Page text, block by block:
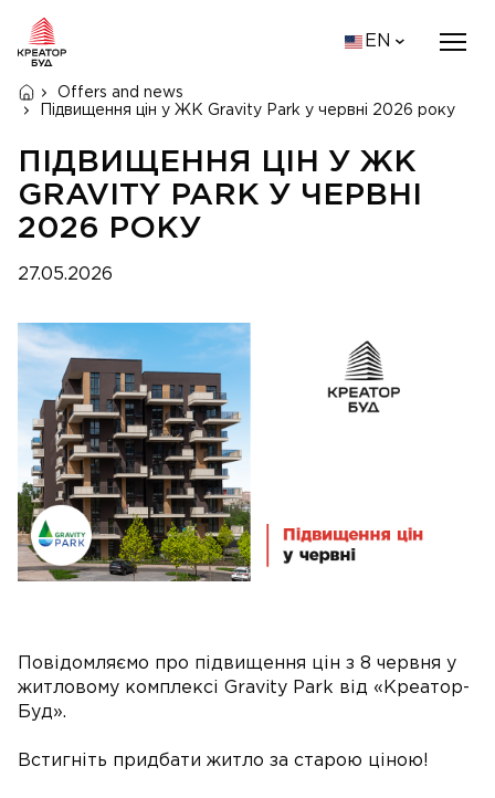
EN
Offers and news
Підвищення цін у ЖК Gravity Park у червні 2026 року
ПІДВИЩЕННЯ ЦІН У ЖК
GRAVITY PARK У ЧЕРВНІ
2026 РОКУ
27.05.2026
Повідомляємо про підвищення цін з 8 червня у
житловому комплексі Gravity Park від «Креатор-
Буд».
Встигніть придбати житло за старою ціною!